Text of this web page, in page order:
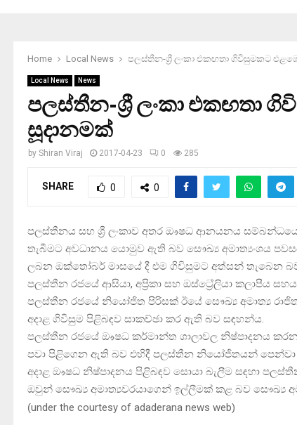
Home Local News පලස්තීන-ශ්‍රී ලංකා එකඟතා ගිවිසුමකට
Local News News
පලස්තීන-ශ්‍රී ලංකා එකඟතා
සූදානමක්
by Shiran Viraj 2017-04-23 0 285
SHARE 0 0
පලස්තීනය සහ ශ්‍රී ලංකාව අතර ඖෂධ ආනයනය
තැබීමට අවධානය යොමුව ඇති බව සෞඛ්‍ය අමාත්‍යංශය
ලබන ඔක්තෝබර් මාසයේ දී එම ගිවිසුමට අත්සන් තැබෙන
පලස්තීන රජයේ ආසියා, අප්‍රිකා සහ ඔස්ට්‍රේලියා කලාපීය
පලස්තීන රජයේ නියෝජිත පිරිසක් ඊයේ සෞඛ්‍ය අමාත්‍ය
අදාළ ගිවිසුම පිළිබඳව සාකච්ඡා කර ඇති බව සඳහන්ය.
පලස්තීන රජයේ ඖෂධ කර්මාන්ත ශාලාවල නිෂ්පාදනය
පවා පිළිගෙන ඇති බව එහිදී පලස්තීන නියෝජිතයන් පෙන්වා
අදාළ ඖෂධ නිෂ්පාදනය පිළිබඳව සොයා බැලීම සඳහා
ඔවුන් සෞඛ්‍ය අමාත්‍යවරයාගෙන් ඉල්ලීමක් කළ බව සෞඛ්‍ය
(under the courtesy of adaderana news web)